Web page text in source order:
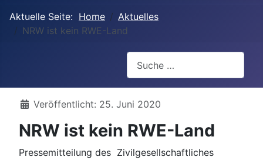
Aktuelle Seite: Home
Aktuelles
NRW ist kein RWE-Land
Details
Veröffentlicht: 25. Juni 2020
NRW ist kein RWE-Land
Pressemitteilung des Zivilgesellschaftliches